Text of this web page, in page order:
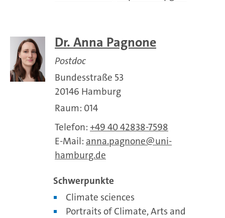
Dr. Anna Pagnone
Postdoc
Bundesstraße 53
20146 Hamburg
Raum: 014
Telefon: +49 40 42838-7598
E-Mail: anna.pagnone
uni-
hamburg.de
Schwerpunkte
Climate sciences
Portraits of Climate, Arts and